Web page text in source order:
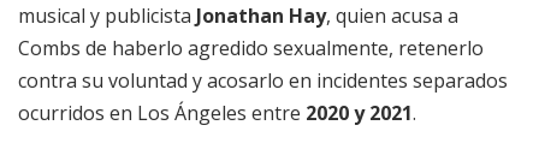
musical y publicista Jonathan Hay, quien acusa a
Combs de haberlo agredido sexualmente, retenerlo
contra su voluntad y acosarlo en incidentes separados
ocurridos en Los Ángeles entre 2020 y 2021.